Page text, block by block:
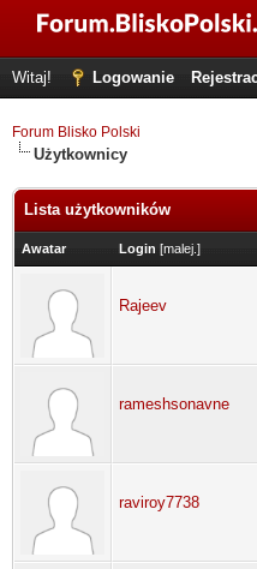
Witaj! Logowanie
Forum Blisko Polski
Użytkownicy
Lista użytkowników
Awatar Login [malej. ]
Rajeev
rameshsonavne
raviroy7738